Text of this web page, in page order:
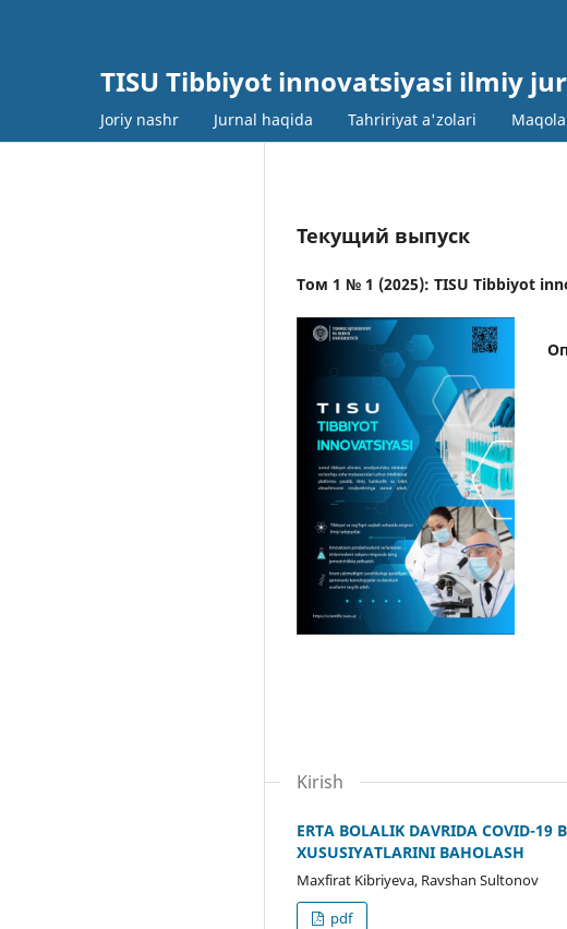
TISU Tibbiyot innovatsiyasi ilmiy
Joriy nashr Jurnal haqida Tahririyat a'zolari
Текущий выпуск
Том 1 № 1 (2025): TISU Tibbiyot
Kirish
ERTA BOLALIK DAVRIDA COVID-
XUSUSIYATLARINI BAHOLASH
Maxfirat Kibriyeva, Ravshan Sultonov
pdf